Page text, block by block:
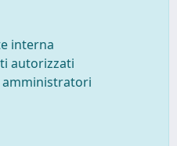
interna
autorizzati